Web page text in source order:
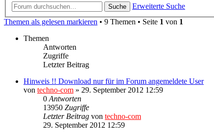
Suche
Erweiterte Suche
Themen als gelesen markieren • 9 Themen • Seite 1 von 1
Themen
Antworten
Zugriffe
Letzter Beitrag
Hinweis !! Download nur für im Forum angemeldete User
von techno-com » 29. September 2012 12:59
0 Antworten
13950 Zugriffe
Letzter Beitrag von techno-com
29. September 2012 12:59